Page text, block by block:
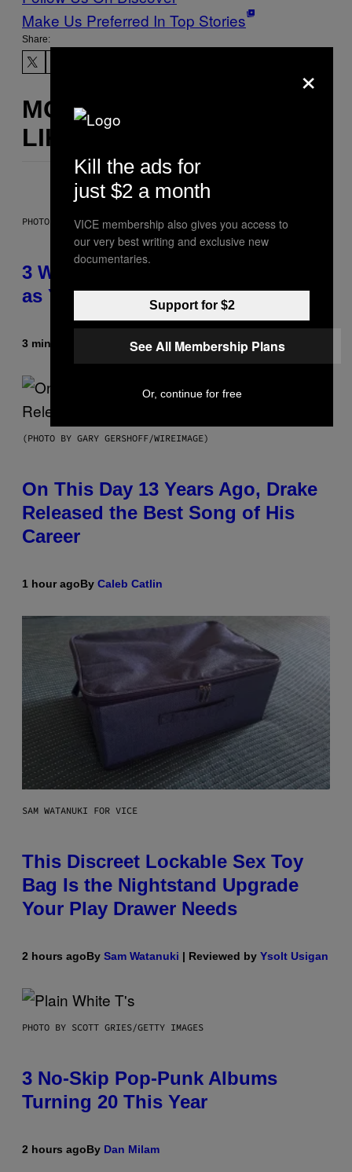
Make Us Preferred In Top Stories
Share:
MORE
LIKE THIS
PHOTO ILLUSTRATION BY IAN WALDIE/GETTY IMAGES
3 Ways Your Music Taste Changes
as You Get Older
3 minutes ago Dan Milam
(PHOTO BY GARY GERSHOFF/WIREIMAGE)
On This Day 13 Years Ago, Drake
Released the Best Song of His
Career
1 hour agoBy Caleb Catlin
SAM WATANUKI FOR VICE
This Discreet Lockable Sex Toy
Bag Is the Nightstand Upgrade
Your Play Drawer Needs
2 hours agoBy Sam Watanuki | Reviewed by Ysolt Usigan
PHOTO BY SCOTT GRIES/GETTY IMAGES
3 No-Skip Pop-Punk Albums
Turning 20 This Year
2 hours agoBy Dan Milam
×
Kill the ads for
just $2 a month
VICE membership also gives you access to
our very best writing and exclusive new
documentaries.
Support for $2
See All Membership Plans
Or, continue for free